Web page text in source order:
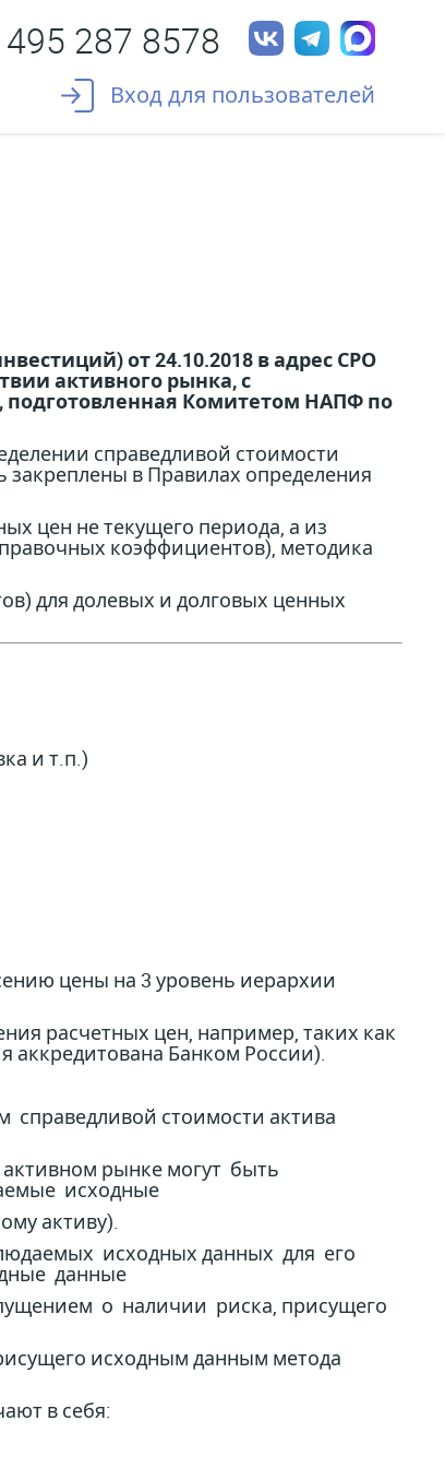
287 8578
Вход для пользователей
от 24.10.2018 в адрес СРО
активного рынка, с
Комитетом НАПФ по
справедливой стоимости
в Правилах определения
цен не текущего периода, а из
коэффициентов), методика
для долевых и долговых ценных
и т.п.)
цены на 3 уровень иерархии
расчетных цен, например, таких как
аккредитована Банком России).
стоимости актива
активном рынке могут быть
исходные
активу).
исходных данных для его
данные
о наличии риска, присущего
исходным данным метода
в себя: